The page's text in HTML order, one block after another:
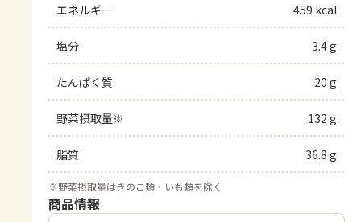
エネルギー 459 kcal
塩分 3.4 g
たんぱく質 20 g
野菜摂取量※ 132 g
脂質 36.8 g
※野菜摂取量はきのこ類・いも類を除く
商品情報